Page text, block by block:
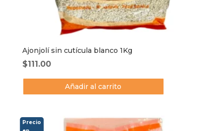
Ajonjolí sin cutícula blanco 1Kg
$111.00
Añadir al carrito